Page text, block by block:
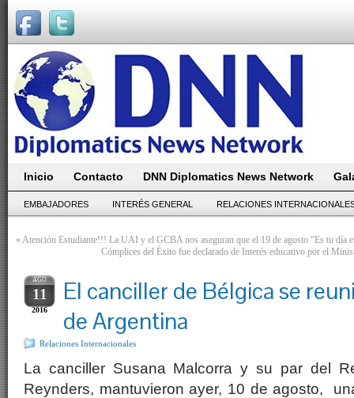
Inicio Contacto DNN Diplomatics News Network
EMBAJADORES INTERÉS GENERAL RELACIONES
«Atención Estudiante!!! La UAI y el GCBA nos aseguran que el 19 de agosto “Es tu día
Cómplices del Éxito fue declarado de Interés educativo por el
AGO
11
2016
El canciller de Bélgica se
de Argentina
Relaciones Internacionales
La canciller Susana Malcorra y su par del
Reynders, mantuvieron ayer, 10 de agosto,